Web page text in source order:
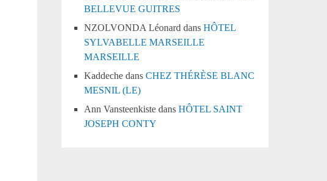
BELLEVUE GUITRES
NZOLVONDA Léonard dansHÔTEL
SYLVABELLE MARSEILLE
MARSEILLE
Kaddeche dansCHEZ THÉRÈSE BLANC
MESNIL (LE)
Ann Vansteenkiste dansHÔTEL SAINT
JOSEPH CONTY